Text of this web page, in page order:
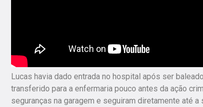
Lucas havia dado entrada no hospital após ser
transferido para a enfermaria pouco antes da ação
seguranças na garagem e seguiram diretamente até